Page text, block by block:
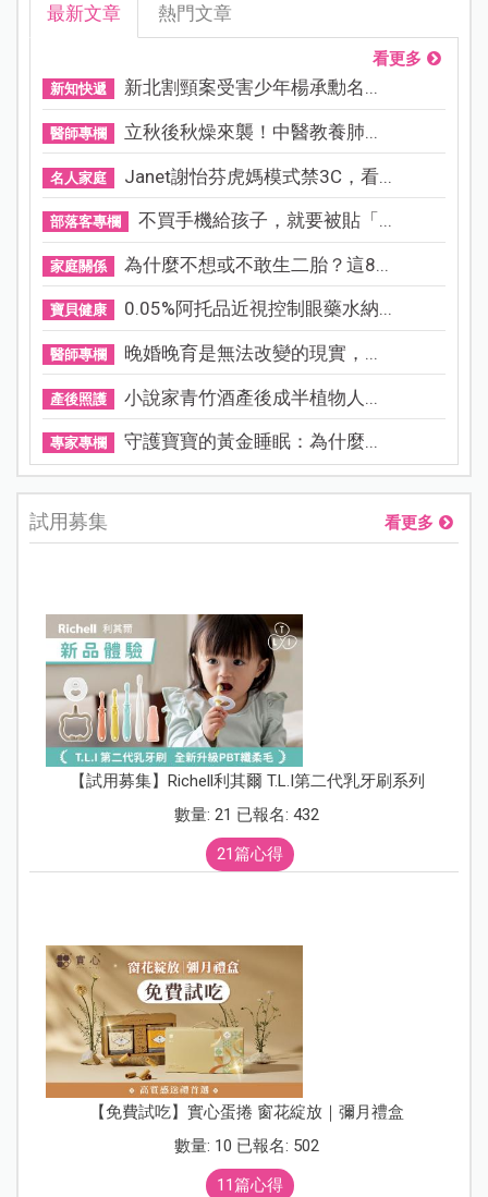
最新文章 熱門文章
看更多
新知快遞 新北割頸案受害少年楊承勳名...
醫師專欄 立秋後秋燥來襲！中醫教養肺...
名人家庭 Janet謝怡芬虎媽模式禁3C，看...
部落客專欄 不買手機給孩子，就要被貼「...
家庭關係 為什麼不想或不敢生二胎？這8...
寶貝健康 0.05%阿托品近視控制眼藥水納...
醫師專欄 晚婚晚育是無法改變的現實，...
產後照護 小說家青竹酒產後成半植物人...
專家專欄 守護寶寶的黃金睡眠：為什麼...
試用募集 看更多
【試用募集】Richell利其爾 T.L.I第二代乳牙刷系列
數量: 21 已報名: 432
21篇心得
【免費試吃】實心蛋捲 窗花綻放｜彌月禮盒
數量: 10 已報名: 502
11篇心得